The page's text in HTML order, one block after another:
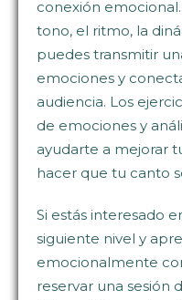
conexión
tono, el ritmo, la
puedes transmitir
emociones y
audiencia. Los
de emociones y
ayudarte a mejorar
hacer que tu canto
Si estás interesado
siguiente nivel y
emocionalmente
reservar una sesión